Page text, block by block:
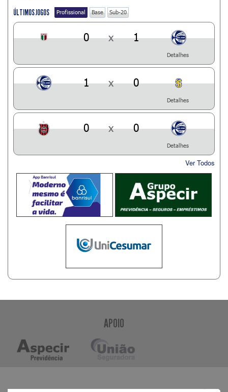
ÚLTIMOS JOGOS Profissional Base Sub-20
0 x 1
Detalhes
1 x 0
Detalhes
0 x 0
Detalhes
Ver Todos
APOIO